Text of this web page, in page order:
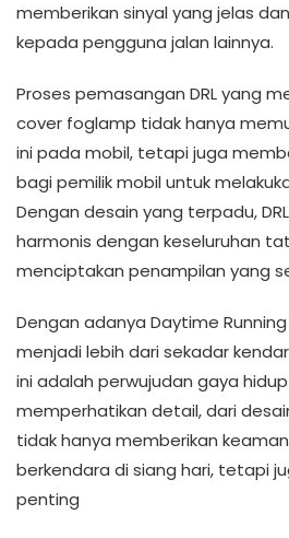
memberikan sinyal yang jelas
kepada pengguna jalan lainnya.
Proses pemasangan DRL yang
cover foglamp tidak hanya
ini pada mobil, tetapi juga
bagi pemilik mobil untuk
Dengan desain yang terpadu,
harmonis dengan keseluruhan
menciptakan penampilan yang
Dengan adanya Daytime Running
menjadi lebih dari sekadar
ini adalah perwujudan gaya
memperhatikan detail, dari
tidak hanya memberikan
berkendara di siang hari, tetapi
penting